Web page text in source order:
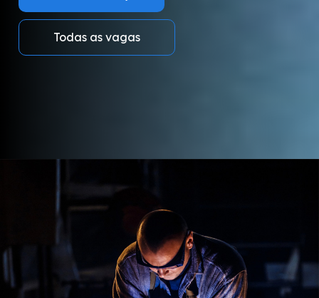
Todas as vagas